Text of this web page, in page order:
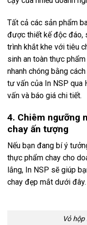
Tất cả các sản phẩm
được thiết kế độc đáo,
trình khắt khe với tiêu
sinh an toàn thực
nhanh chóng bằng
tư vấn của In NSP
vấn và báo giá chi tiết.
4. Chiêm ngưỡng
chay ấn tượng
Nếu bạn đang bí ý
thực phẩm chay cho
lắng, In NSP sẽ giúp
chay đẹp mắt dưới đây.
Vỏ